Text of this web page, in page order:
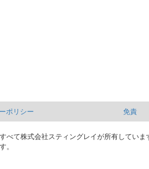
ポリシー 免責
べて株式会社スティングレイが所有していま
。